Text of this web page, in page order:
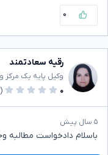
۰
رقیه سعادتمند
وکیل پایه یک مرکز
۰
(۰)
۵ سال پیش
باسلام دادخواست مطالبه